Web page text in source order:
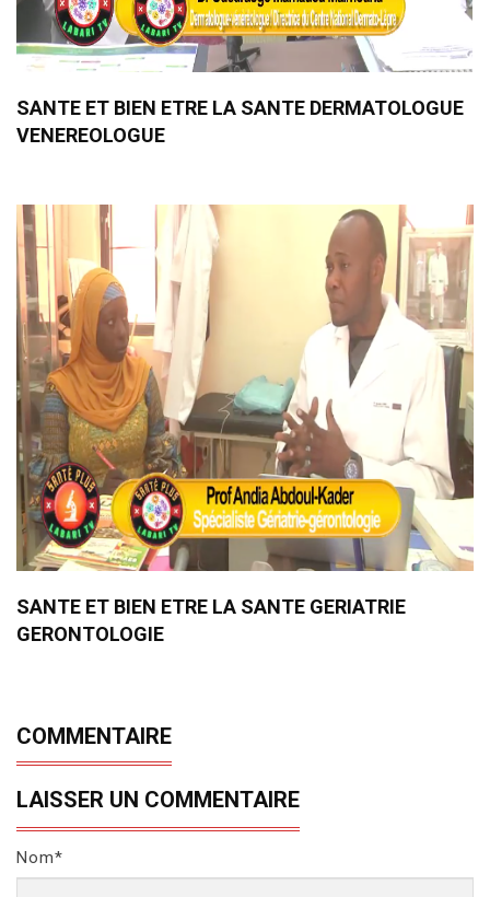
SANTE ET BIEN ETRE LA SANTE DERMATOLOGUE
VENEREOLOGUE
SANTE ET BIEN ETRE LA SANTE GERIATRIE
GERONTOLOGIE
COMMENTAIRE
LAISSER UN COMMENTAIRE
Nom*